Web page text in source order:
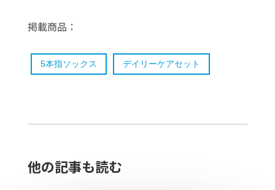
掲載商品：
5本指ソックス​ デイリーケアセット
他の記事も読む​